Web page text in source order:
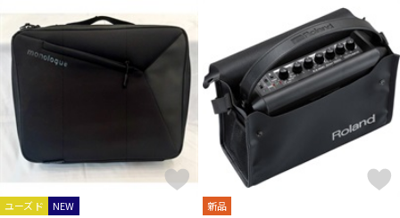
アンプ エフェクター
DTM
DTM オンライン納品 レコーディング機器
Make Noise
MALONEY
Manikin Electronic
Mellotron
Miditech
moog MUSIC NOMAD
N-S
Neo Instruments Nord（CLAVIA）
NOVATION
Playtime Engineering Providence
QUIK LOK
RADIKAL TECHNOLOGIES
Roland SEELETON
SEQUENTIAL
SEQUENZ
Sherman shin’s music
Singular Sound
SOMA laboratory
STAY
STUDIO ELECTRONICS
Studiologic
ユーズド NEW 新品